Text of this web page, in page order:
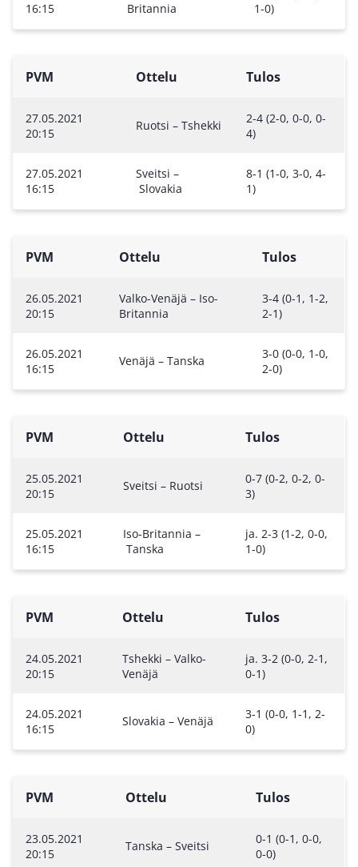
16:15
Britannia
1-0)
PVM Ottelu Tulos
27.05.2021
20:15
Ruotsi – Tshekki
2-4 (2-0, 0-0, 0-
4)
27.05.2021
16:15
Sveitsi –
Slovakia
8-1 (1-0, 3-0, 4-
1)
PVM Ottelu Tulos
26.05.2021
20:15
Valko-Venäjä – Iso-
Britannia
3-4 (0-1, 1-2,
2-1)
26.05.2021
16:15
Venäjä – Tanska
3-0 (0-0, 1-0,
2-0)
PVM Ottelu Tulos
25.05.2021
20:15
Sveitsi – Ruotsi
0-7 (0-2, 0-2, 0-
3)
25.05.2021
16:15
Iso-Britannia –
Tanska
ja. 2-3 (1-2, 0-0,
1-0)
PVM Ottelu Tulos
24.05.2021
20:15
Tshekki – Valko-
Venäjä
ja. 3-2 (0-0, 2-1,
0-1)
24.05.2021
16:15
Slovakia – Venäjä
3-1 (0-0, 1-1, 2-
0)
PVM Ottelu Tulos
23.05.2021
20:15
Tanska – Sveitsi
0-1 (0-1, 0-0,
0-0)